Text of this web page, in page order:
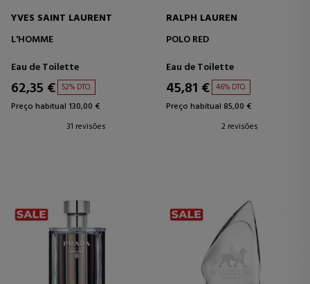
YVES SAINT LAURENT
L'HOMME
Eau de Toilette
62,35 € 52% DTO.
Preço habitual 130,00 €
31 revisões
RALPH LAUREN
POLO RED
Eau de Toilette
45,81 € 46% DTO.
Preço habitual 85,00 €
2 revisões